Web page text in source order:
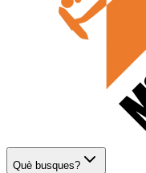
Què busques?